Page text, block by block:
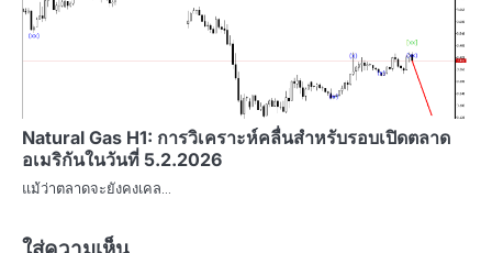
Natural Gas H1: การวิเคราะห์คลื่นสำหรับรอบเปิดตลาด
อเมริกันในวันที่ 5.2.2026
แม้ว่าตลาดจะยังคงเคล…